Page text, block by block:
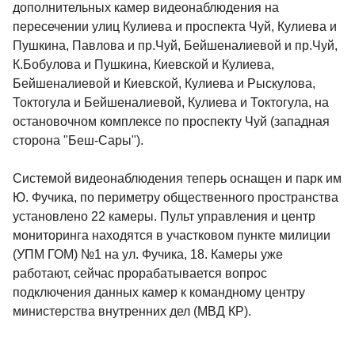
дополнительных камер видеонаблюдения на
пересечении улиц Кулиева и проспекта Чуй, Кулиева и
Пушкина, Павлова и пр.Чуй, Бейшеналиевой и пр.Чуй,
К.Бобулова и Пушкина, Киевской и Кулиева,
Бейшеналиевой и Киевской, Кулиева и Рыскулова,
Токтогула и Бейшеналиевой, Кулиева и Токтогула, на
остановочном комплексе по проспекту Чуй (западная
сторона "Беш-Сары").
Системой видеонаблюдения теперь оснащен и парк им
Ю. Фучика, по периметру общественного пространства
установлено 22 камеры. Пульт управления и центр
мониторинга находятся в участковом пункте милиции
(УПМ ГОМ) №1 на ул. Фучика, 18. Камеры уже
работают, сейчас прорабатывается вопрос
подключения данных камер к командному центру
министерства внутренних дел (МВД КР).